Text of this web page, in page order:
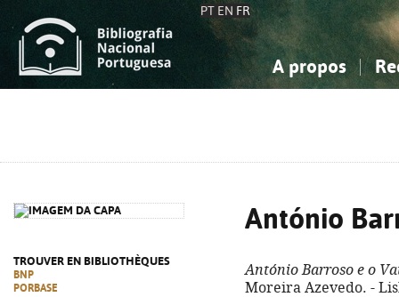
PT EN FR
A propos
TROUVER EN BIBLIOTHÈQUES
BNP
PORBASE
António
António Barroso e o
Moreira Azevedo. -